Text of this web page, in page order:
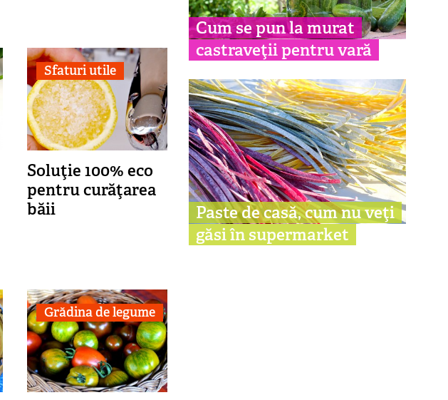
Sfaturi utile
Soluţie 100% eco
pentru curăţarea
băii
Grădina de legume
Cum se pun la murat
castraveţii pentru vară
Paste de casă, cum nu veţi
găsi în supermarket